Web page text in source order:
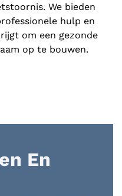
We bieden
hulp en
om een gezonde
op te bouwen.
En